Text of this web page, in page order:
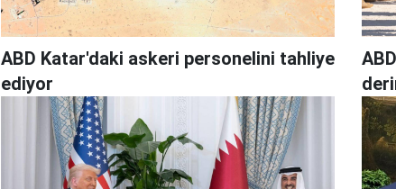
ABD Katar'daki askeri personelini tahliye
ediyor